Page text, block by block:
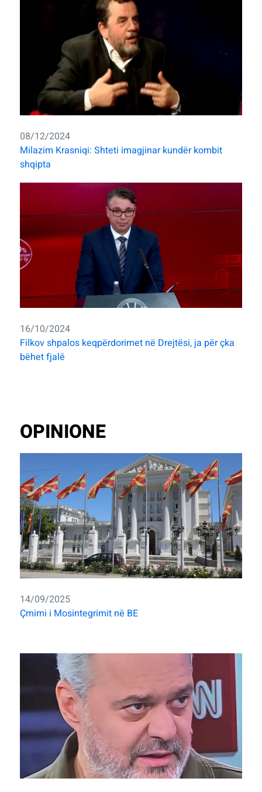
08/12/2024
Milazim Krasniqi: Shteti imagjinar kundër kombit
shqipta
16/10/2024
Filkov shpalos keqpërdorimet në Drejtësi, ja për çka
bëhet fjalë
OPINIONE
14/09/2025
Çmimi i Mosintegrimit në BE